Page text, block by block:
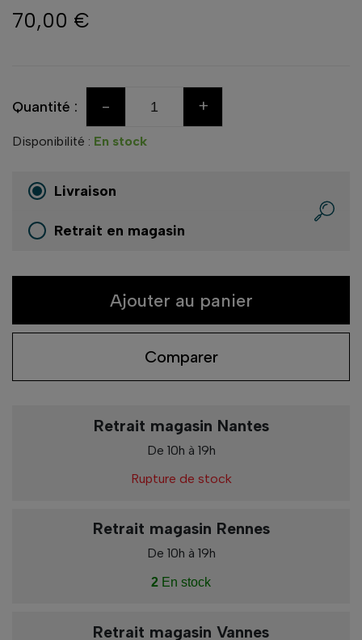
70,00 €
Quantité : - +
Disponibilité : En stock
Livraison
Retrait en magasin
Ajouter au panier
Comparer
Retrait magasin Nantes
De 10h à 19h
Rupture de stock
Retrait magasin Rennes
De 10h à 19h
2 En stock
Retrait magasin Vannes